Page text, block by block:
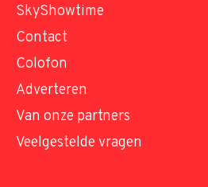
SkyShowtime
Contact
Colofon
Adverteren
Van onze partners
Veelgestelde vragen